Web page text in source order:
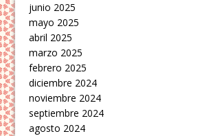
junio 2025
mayo 2025
abril 2025
marzo 2025
febrero 2025
diciembre 2024
noviembre 2024
septiembre 2024
agosto 2024